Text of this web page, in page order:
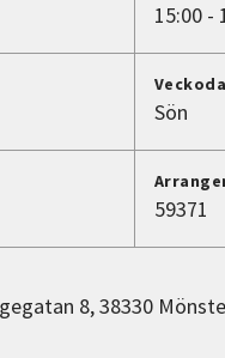
15:00 -
Sön
59371
8, 38330